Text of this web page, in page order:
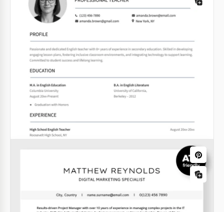
Google Docs
Harvard College Lebenslaufvorlage
Sind Sie auf der Suche nach einem professionellen
und prägnanten Lebenslauf?
Die Harvard-Lebenslaufvorlage ist eine Option für
Absolventen dieser Bildungseinrichtung, die nach
einem Job suchen.
Google Docs